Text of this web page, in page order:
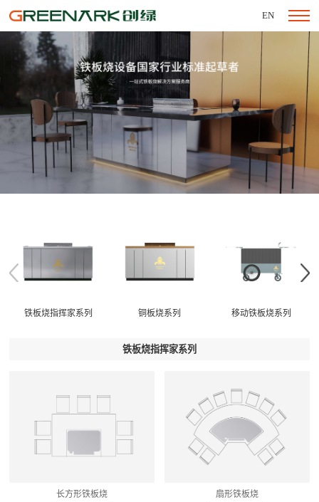
EN
铁板烧指挥家系列 铜板烧系列 移动铁板烧系列
铁板烧指挥家系列
长方形铁板烧 扇形铁板烧